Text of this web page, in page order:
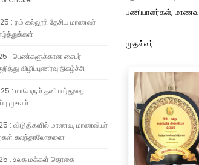
: நம் கல்லூரி தேசிய மாணவர்
: பெண்களுக்கான சைபர்
விழிப்புணர்வு நிகழ்ச்சி
: மாபெரும் தனியார்துறை
முகாம்
: விடுதிகளில் மாணவ, மாணவியர்
கலந்தாலோசனை
: உலக மக்கள் தொகை
பணியாளர்கள், மாணவ,
முதல்வர்